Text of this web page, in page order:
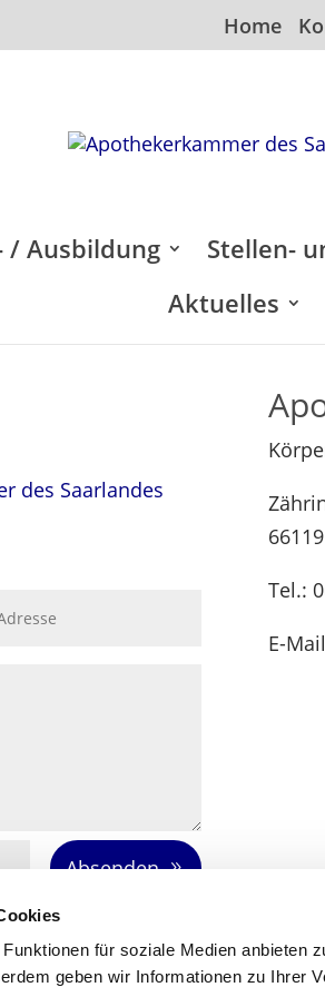
für soziale Medien anbieten
geben wir Informationen zu Ihrer
Home
/ Ausbildung Stellen-
Aktuelles
des Saarlandes
Absenden
Tel.:
E-